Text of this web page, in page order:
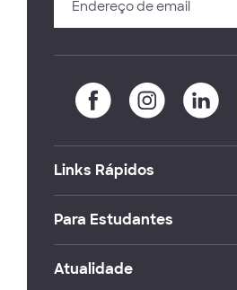
Links Rápidos
Para Estudantes
Atualidade